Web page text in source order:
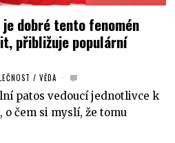
dobré tento fenomén
přibližuje populární
/ VĚDA
patos vedoucí jednotlivce k
o čem si myslí, že tomu